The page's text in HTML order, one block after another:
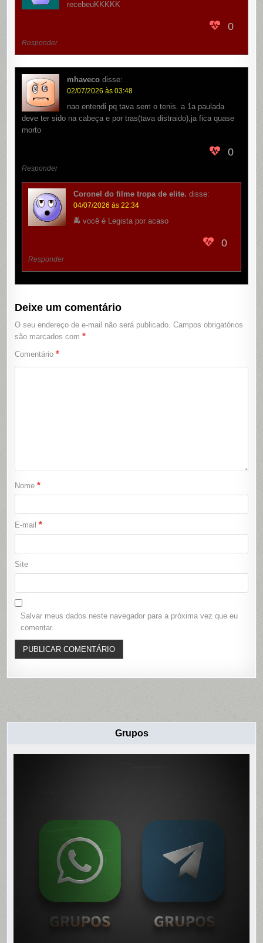
recebeuKKKKK
0
Responder
mhaveco disse:
02/07/2026 às 03:48
nao entendi pq tava sem o tenis. a 1a paulada
deve ter sido na cabeça e por tras(tava distraido),ja fica quase
morto
0
Responder
Coronel do filme tropa de elite. disse:
04/07/2026 às 22:34
🚔 você é Legista por acaso
0
Responder
Deixe um comentário
O seu endereço de e-mail não será publicado. Campos obrigatórios
são marcados com*
Comentário*
Nome*
E-mail*
Site
Salvar meus dados neste navegador para a próxima vez que eu
comentar.
Grupos